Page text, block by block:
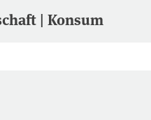
| Konsum